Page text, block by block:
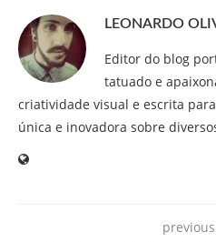
LEONARDO
Editor do blog
tatuado e
criatividade visual e escrita
única e inovadora sobre